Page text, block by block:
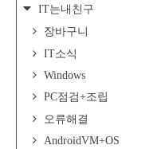
IT는내친구
장바구니
IT소식
Windows
PC점검+조립
오류해결
AndroidVM+OS